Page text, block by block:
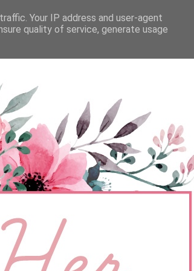
VIDEÓ
Your IP address and user-agent
quality of service, generate usage